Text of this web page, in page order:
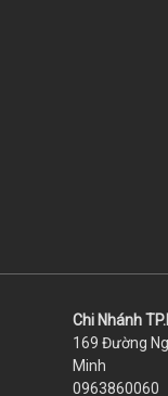
Chi Nhánh
169 Đường
Minh
0963860060